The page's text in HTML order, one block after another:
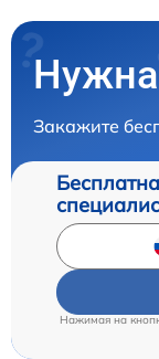
Нужна
Закажите
Нажимая на